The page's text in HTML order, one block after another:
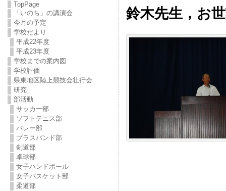
TopPage
「いのち」の講演会
今月の予定
学校だより
平成22年度
平成23年度
学校までの案内図
学校評価
県東地区陸上競技会壮行会
研究
部活動
サッカー部
ソフトテニス部
バレー部
ブラスバンド部
剣道部
卓球部
女子ハンドボール
女子バスケット部
柔道部
鈴木先生，お